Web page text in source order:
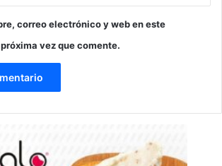
correo electrónico y web en este
vez que comente.